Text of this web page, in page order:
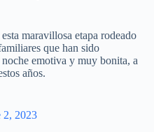
maravillosa etapa rodeado
que han sido
emotiva y muy bonita, a
años.
2, 2023